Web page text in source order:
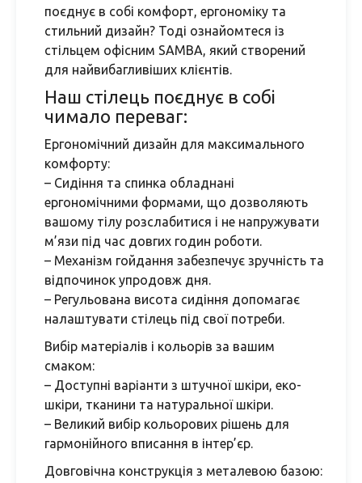
поєднує в собі комфорт, ергономіку та
стильний дизайн? Тоді ознайомтеся із
стільцем офісним SAMBA, який створений
для найвибагливіших клієнтів.
Наш стілець поєднує в собі
чимало переваг:
Ергономічний дизайн для максимального
комфорту:
– Сидіння та спинка обладнані
ергономічними формами, що дозволяють
вашому тілу розслабитися і не напружувати
м’язи під час довгих годин роботи.
– Механізм гойдання забезпечує зручність та
відпочинок упродовж дня.
– Регульована висота сидіння допомагає
налаштувати стілець під свої потреби.
Вибір матеріалів і кольорів за вашим
смаком:
– Доступні варіанти з штучної шкіри, еко-
шкіри, тканини та натуральної шкіри.
– Великий вибір кольорових рішень для
гармонійного вписання в інтер’єр.
Довговічна конструкція з металевою базою: